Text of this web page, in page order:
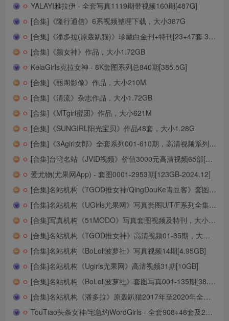
YALAYI雅拉伊 - 全套写真1119期带视频160期[487G]
[合集]《隆行通信》6系视频整理下载，大小387G
[合集]《潘多拉(原轰趴猫)》珍藏白金刊+特刊[23+47套 32.1G]
[合集]《颜女神》作品，大小1.72GB
KelaGirls克拉女神 - 8K套图系列总840期[385.5G]
[合集]《丽阁影像》作品，大小210M
[合集]《清流》杂志作品，大小1.72GB
[合集]《MTgirl蜜团》作品，大小621M
[合集]《SUNGIRL阳光宝贝》作品48套，大小1.28G
[合集]《3Agirl女郎》全套系列001-610期，高清视频系列90套，美束馆系列34期[58.76GB]
[合集]台湾名站《JVID视频》价值3000元高清视频65部[18.66GB]
爱尤物(尤果网App) - 套图0001-2953期[123GB-2024.12]
[合集]名站机构《TGOD推女神/QingDouKe青豆客》套图打包001-547期[104.03GB]
[合集]名站机构《UGirls尤果网》写真套图U/T/F系列全集001-427期[242GB]
[合集]写真机构《51MODO》写真套图视频及特刊，大小6.43G
[合集]名站机构《TGOD推女神》高清视频01-35期，大小8.95GB
[合集]名站机构《BoLoli波萝社》写真视频14期[4.95GB]
[合集]名站机构《Ugirls尤果网》高清视频31期[10GB]
[合集]名站机构《BoLoli波萝社》套图写真001-135期[38.56G]
[合集]名站机构《潘多拉》原轰趴猫2017年至2020年全套551期[209.33G]
TouTiao头条女神/宅急约WordGirls - 全套908+48套及20套视频 [204.8GB]